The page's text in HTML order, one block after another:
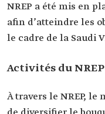
NREP a été mis en
afin d’atteindre les
le cadre de la Saudi
Activités du NREP
À travers le NREP, le